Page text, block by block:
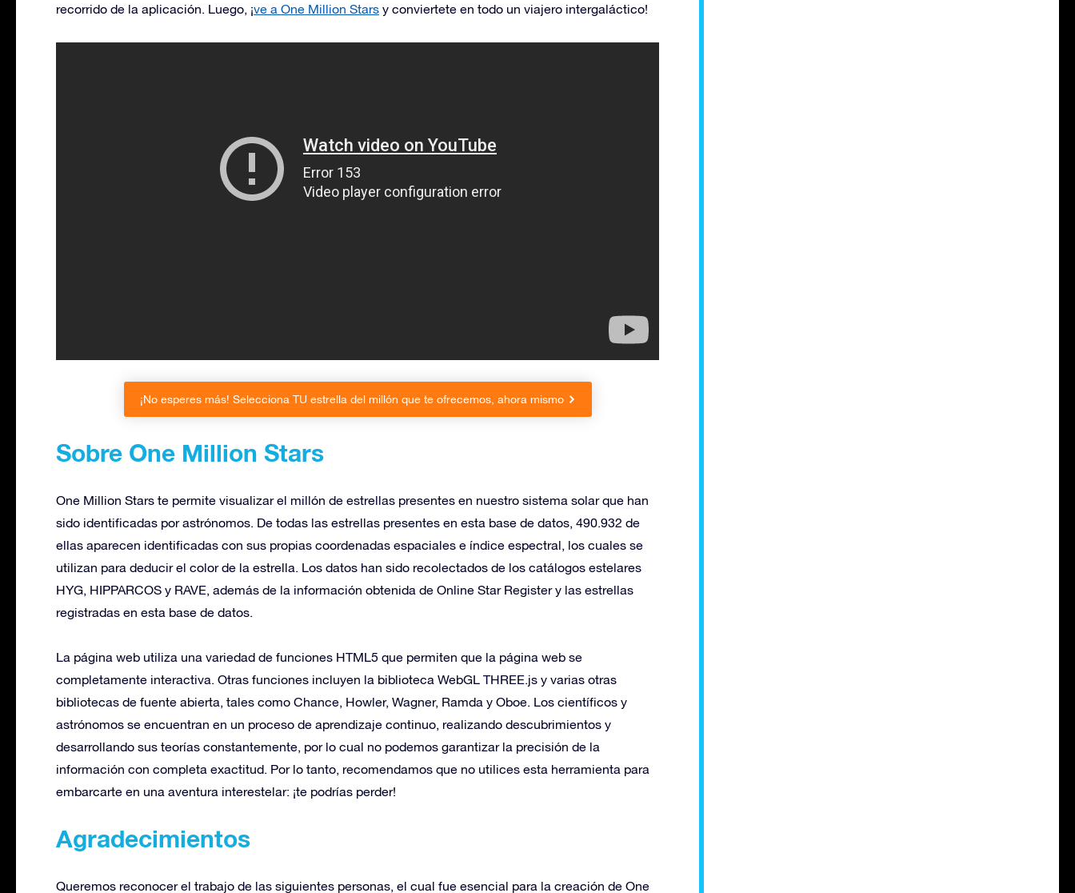
recorrido de la aplicación. Luego, ¡ve a One Million Stars y conviertete en todo un viajero intergaláctico!
¡No esperes más! Selecciona TU estrella del millón que te ofrecemos, ahora mismo
Sobre One Million Stars
One Million Stars te permite visualizar el millón de estrellas presentes en nuestro sistema solar que han
sido identificadas por astrónomos. De todas las estrellas presentes en esta base de datos, 490.932 de
ellas aparecen identificadas con sus propias coordenadas espaciales e índice espectral, los cuales se
utilizan para deducir el color de la estrella. Los datos han sido recolectados de los catálogos estelares
HYG, HIPPARCOS y RAVE, además de la información obtenida de Online Star Register y las estrellas
registradas en esta base de datos.
La página web utiliza una variedad de funciones HTML5 que permiten que la página web se
completamente interactiva. Otras funciones incluyen la biblioteca WebGL THREE.js y varias otras
bibliotecas de fuente abierta, tales como Chance, Howler, Wagner, Ramda y Oboe. Los científicos y
astrónomos se encuentran en un proceso de aprendizaje continuo, realizando descubrimientos y
desarrollando sus teorías constantemente, por lo cual no podemos garantizar la precisión de la
información con completa exactitud. Por lo tanto, recomendamos que no utilices esta herramienta para
embarcarte en una aventura interestelar: ¡te podrías perder!
Agradecimientos
Queremos reconocer el trabajo de las siguientes personas, el cual fue esencial para la creación de One